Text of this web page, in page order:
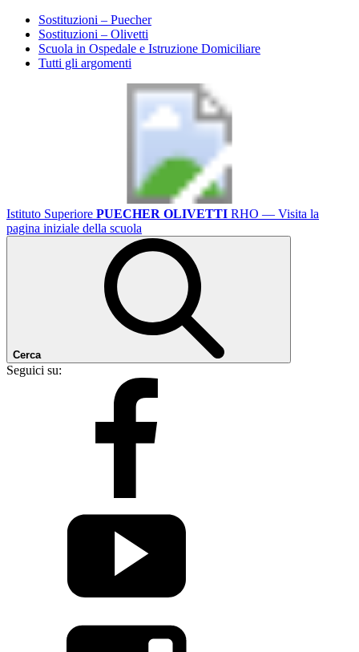
Sostituzioni – Puecher
Sostituzioni – Olivetti
Scuola in Ospedale e Istruzione Domiciliare
Tutti gli argomenti
Istituto Superiore PUECHER OLIVETTI RHO — Visita la
pagina iniziale della scuola
Cerca
Seguici su: